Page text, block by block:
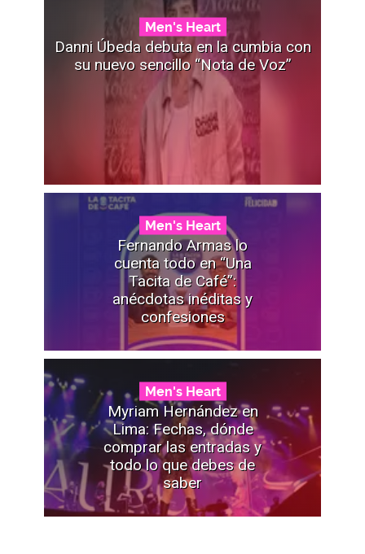
Men's Heart
Danni Úbeda debuta en la cumbia con
su nuevo sencillo “Nota de Voz”
Men's Heart
Fernando Armas lo
cuenta todo en “Una
Tacita de Café”:
anécdotas inéditas y
confesiones
Men's Heart
Myriam Hernández en
Lima: Fechas, dónde
comprar las entradas y
todo lo que debes de
saber